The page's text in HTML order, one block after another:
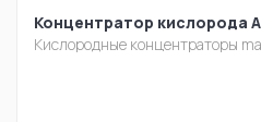
Концентратор кислорода
Кислородные концентраторы